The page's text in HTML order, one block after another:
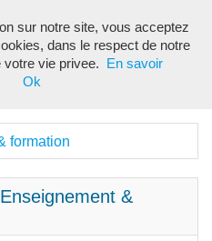
formation
&
sur notre site, vous acceptez
dans le respect de notre
votre vie privee.
En savoir
Ok